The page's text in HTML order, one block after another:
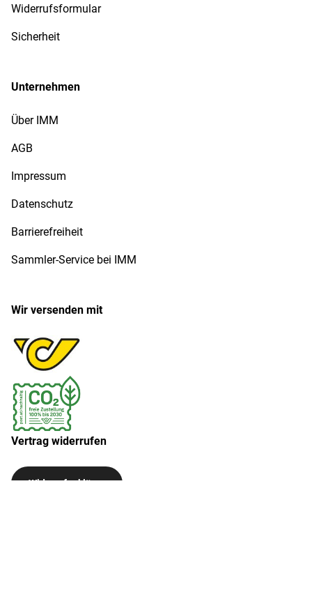
Widerrufsformular
Sicherheit
Unternehmen
Über IMM
AGB
Impressum
Datenschutz
Barrierefreiheit
Sammler-Service bei IMM
Wir versenden mit
Vertrag widerrufen
Widerruf erklären